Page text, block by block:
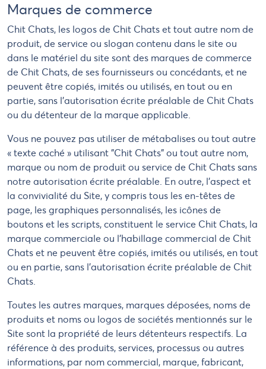
Marques de commerce
Chit Chats, les logos de Chit Chats et tout autre nom de
produit, de service ou slogan contenu dans le site ou
dans le matériel du site sont des marques de commerce
de Chit Chats, de ses fournisseurs ou concédants, et ne
peuvent être copiés, imités ou utilisés, en tout ou en
partie, sans l'autorisation écrite préalable de Chit Chats
ou du détenteur de la marque applicable.
Vous ne pouvez pas utiliser de métabalises ou tout autre
« texte caché » utilisant "Chit Chats" ou tout autre nom,
marque ou nom de produit ou service de Chit Chats sans
notre autorisation écrite préalable. En outre, l'aspect et
la convivialité du Site, y compris tous les en-têtes de
page, les graphiques personnalisés, les icônes de
boutons et les scripts, constituent le service Chit Chats, la
marque commerciale ou l'habillage commercial de Chit
Chats et ne peuvent être copiés, imités ou utilisés, en tout
ou en partie, sans l'autorisation écrite préalable de Chit
Chats.
Toutes les autres marques, marques déposées, noms de
produits et noms ou logos de sociétés mentionnés sur le
Site sont la propriété de leurs détenteurs respectifs. La
référence à des produits, services, processus ou autres
informations, par nom commercial, marque, fabricant,